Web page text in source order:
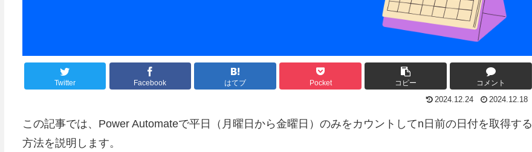
Twitter Facebook はてブ Pocket コピー コメント
2024.12.24 2024.12.18
この記事では、Power Automateで平日（月曜日から金曜日）のみをカウントしてn日前の日付を取得する
方法を説明します。